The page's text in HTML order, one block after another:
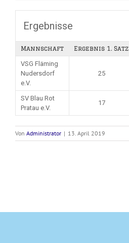
Ergebnisse
Mannschaft Ergebnis 1. Satz
VSG Fläming
Nudersdorf
e.V.
25
SV Blau Rot
Pratau e.V.
17
Von Administrator | 13. April 2019